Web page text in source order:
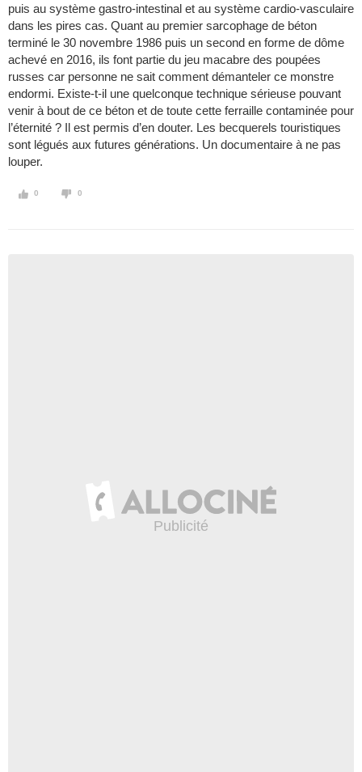
puis au système gastro-intestinal et au système cardio-vasculaire
dans les pires cas. Quant au premier sarcophage de béton
terminé le 30 novembre 1986 puis un second en forme de dôme
achevé en 2016, ils font partie du jeu macabre des poupées
russes car personne ne sait comment démanteler ce monstre
endormi. Existe-t-il une quelconque technique sérieuse pouvant
venir à bout de ce béton et de toute cette ferraille contaminée pour
l’éternité ? Il est permis d’en douter. Les becquerels touristiques
sont légués aux futures générations. Un documentaire à ne pas
louper.
0 0